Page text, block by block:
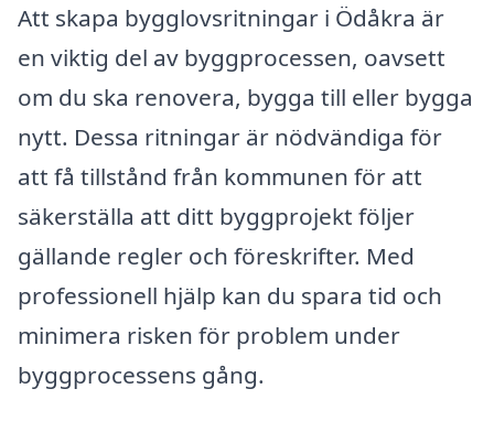
Att skapa bygglovsritningar i Ödåkra är
en viktig del av byggprocessen, oavsett
om du ska renovera, bygga till eller bygga
nytt. Dessa ritningar är nödvändiga för
att få tillstånd från kommunen för att
säkerställa att ditt byggprojekt följer
gällande regler och föreskrifter. Med
professionell hjälp kan du spara tid och
minimera risken för problem under
byggprocessens gång.